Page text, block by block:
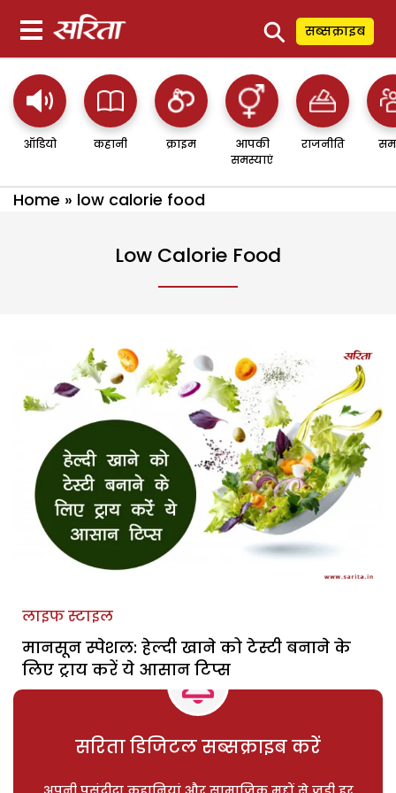
⚲ सब्सक्राइब
ऑडियो कहानी क्राइम
आपकी
समस्याएं
राजनीति
Home » low calorie food
Low Calorie Food
लाइफ स्टाइल
मानसून स्पेशल: हेल्दी खाने को टेस्टी बनाने के
लिए ट्राय करें ये आसान टिप्स
सरिता डिजिटल सब्सक्राइब करें